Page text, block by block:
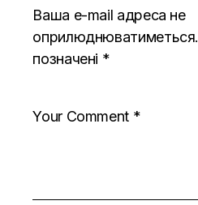
Ваша e-mail адреса не
оприлюднюватиметься.
позначені *